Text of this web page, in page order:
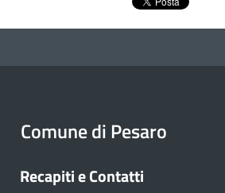
Comune di Pesaro
Recapiti e Contatti